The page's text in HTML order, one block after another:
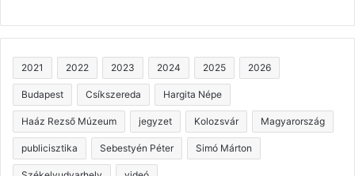
2021 2022 2023 2024 2025 2026
Budapest Csíkszereda Hargita Népe
Haáz Rezső Múzeum jegyzet Kolozsvár Magyarország
publicisztika Sebestyén Péter Simó Márton